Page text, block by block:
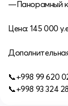
—Панорамный
Цена: 145 000
📞+998 99 620
📞+998 93 324